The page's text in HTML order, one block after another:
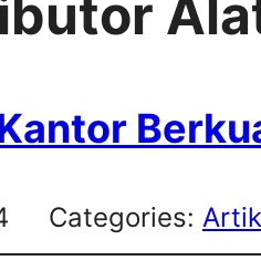
Categories: